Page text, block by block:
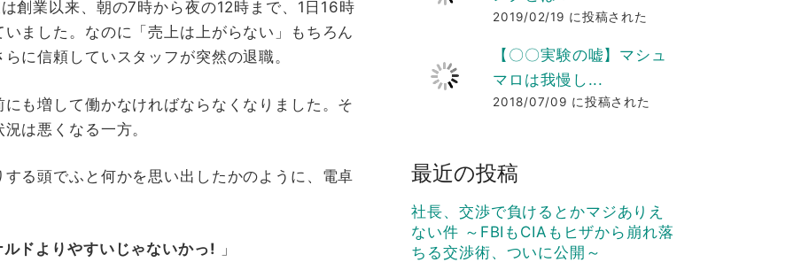
創業以来、朝の7時から夜の12時まで、1日16時
ました。なのに「売上は上がらない」もちろん
に信頼していスタッフが突然の退職。
も増して働かなければならなくなりました。そ
は悪くなる一方。
る頭でふと何かを思い出したかのように、電卓
ドよりやすいじゃないかっ! 」
2019/02/19 に投稿された
【〇〇実験の嘘】マシュ
マロは我慢し...
2018/07/09 に投稿された
最近の投稿
社長、交渉で負けるとかマジありえ
ない件 ～FBIもCIAもヒザから崩れ落
ちる交渉術、ついに公開～